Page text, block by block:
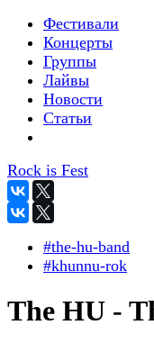
Фестивали
Концерты
Группы
Лайвы
Новости
Статьи
Rock is Fest
#the-hu-band
#khunnu-rok
The HU -